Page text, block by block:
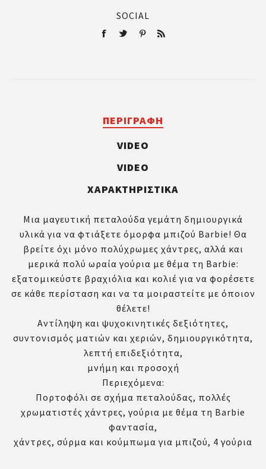
SOCIAL
ΠΕΡΙΓΡΑΦΉ
VIDEO
VIDEO
ΧΑΡΑΚΤΗΡΙΣΤΙΚΆ
Μια μαγευτική πεταλούδα γεμάτη δημιουργικά
υλικά για να φτιάξετε όμορφα μπιζού Barbie! Θα
βρείτε όχι μόνο πολύχρωμες χάντρες, αλλά και
μερικά πολύ ωραία γούρια με θέμα τη Barbie:
εξατομικεύστε βραχιόλια και κολιέ για να φορέσετε
σε κάθε περίσταση και να τα μοιραστείτε με όποιον
θέλετε!
Αντίληψη και ψυχοκινητικές δεξιότητες,
συντονισμός ματιών και χεριών, δημιουργικότητα,
λεπτή επιδεξιότητα,
μνήμη και προσοχή
Περιεχόμενα:
Πορτοφόλι σε σχήμα πεταλούδας, πολλές
χρωματιστές χάντρες, γούρια με θέμα τη Barbie
φαντασία,
χάντρες, σύρμα και κούμπωμα για μπιζού, 4 γούρια